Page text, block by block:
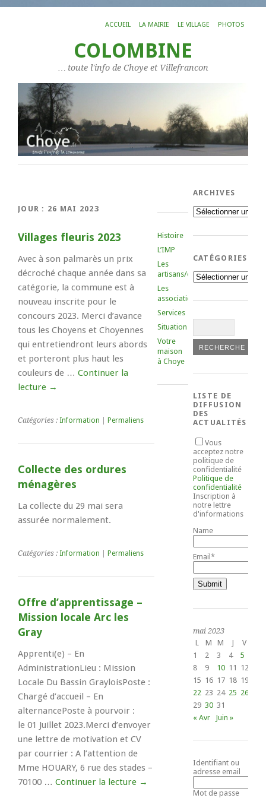
ACCUEIL LA MAIRIE LE VILLAGE PHOTOS
COLOMBINE
… toute l'info de Choye et Villefrancon
JOUR : 26 MAI 2023
Villages fleuris 2023
Avec à son palmarès un prix
décroché chaque année dans sa
catégorie, la commune est à
nouveau inscrite pour le
concours 2023. Merci d’avance
tous les Choyens et Choyennes
qui entretiendront leurs abords
et porteront plus haut les
couleurs de … Continuer la
lecture →
Catégories : Information Permaliens
Collecte des ordures
ménagères
La collecte du 29 mai sera
assurée normalement.
Catégories : Information Permaliens
Offre d’apprentissage –
Mission locale Arc les
Gray
Apprenti(e) – En
AdministrationLieu : Mission
Locale Du Bassin GrayloisPoste :
Chargé d’accueil – En
alternancePoste à pourvoir :
le 01 Juillet 2023.Merci d’envoyer
une lettre de motivation et CV
par courrier : A l’attention de
Mme HOUARY, 6 rue des stades –
70100 … Continuer la lecture →
Histoire
L’IMP
Les
artisans/commerçants
Les
associations
Services
Situation
Votre
maison
à Choye
ARCHIVES
Archives
CATÉGORIES
Catégories
LISTE DE
DIFFUSION
DES
ACTUALITÉS
Vous
acceptez notre
politique de
confidentialité
Politique de
confidentialité
Inscription à
notre lettre
d'informations
Name
Email*
mai 2023
L
M M J V
1
2 3 4 5
8
9 10 11 12
15 16 17 18 19
22 23 24 25 26
29 30 31
« Avr
Juin »
Identifiant ou
adresse email
Mot de passe